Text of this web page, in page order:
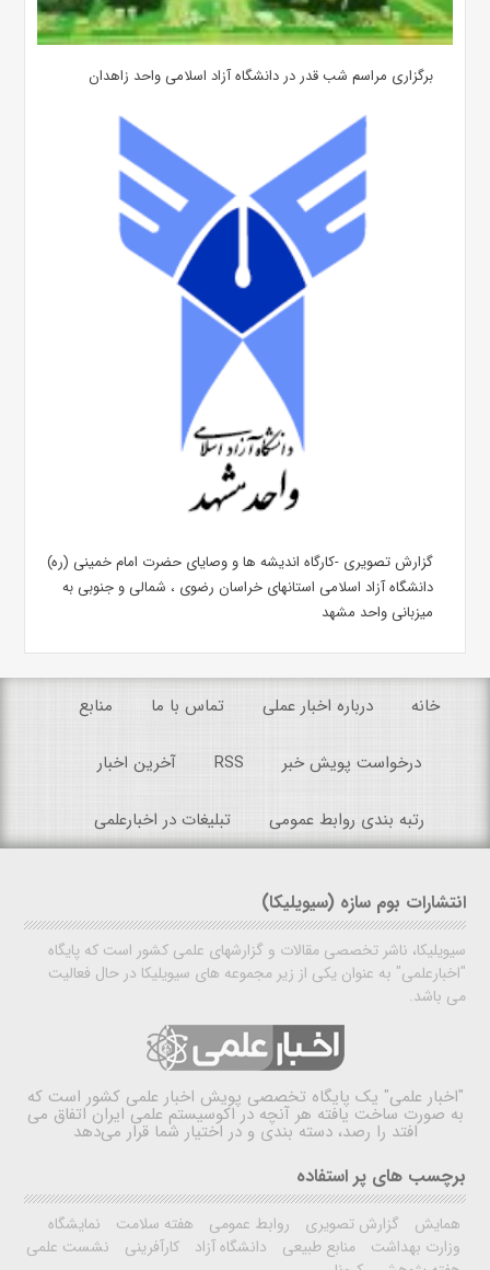
برگزاری مراسم شب قدر در دانشگاه آزاد اسلامی واحد زاهدان
گزارش تصویری -کارگاه اندیشه ها و وصایای حضرت امام خمینی (ره)
دانشگاه آزاد اسلامی استانهای خراسان رضوی ، شمالی و جنوبی به
میزبانی واحد مشهد
خانه درباره اخبار عملی تماس با ما منابع
درخواست پویش خبر RSS آخرین اخبار
رتبه بندی روابط عمومی تبلیغات در اخبارعلمی
انتشارات بوم سازه (سیویلیکا)
سیویلیکا، ناشر تخصصی مقالات و گزارشهای علمی کشور است که پایگاه
"اخبارعلمی" به عنوان یکی از زیر مجموعه های سیویلیکا در حال فعالیت
می باشد.
"اخبار علمی" یک پایگاه تخصصی پویش اخبار علمی کشور است که
به صورت ساخت یافته هر آنچه در اکوسیستم علمی ایران اتفاق می
افتد را رصد، دسته بندی و در اختیار شما قرار می‌دهد
برچسب های پر استفاده
همایش گزارش تصویری روابط عمومی هفته سلامت
نمایشگاه
وزارت بهداشت
منابع طبیعی دانشگاه آزاد کارآفرینی
نشست علمی